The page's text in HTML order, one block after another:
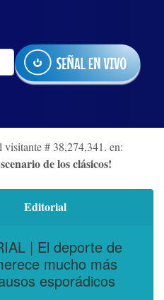
visitante # 38,274,341. en:
de los clásicos!
Editorial
| El deporte de
mucho más
esporádicos